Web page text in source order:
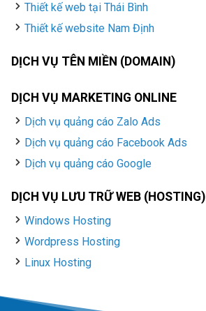
Thiết kế web tại Thái Bình
Thiết kế website Nam Định
DỊCH VỤ TÊN MIỀN (DOMAIN)
DỊCH VỤ MARKETING ONLINE
Dịch vụ quảng cáo Zalo Ads
Dịch vụ quảng cáo Facebook Ads
Dịch vụ quảng cáo Google
DỊCH VỤ LƯU TRỮ WEB (HOSTING)
Windows Hosting
Wordpress Hosting
Linux Hosting